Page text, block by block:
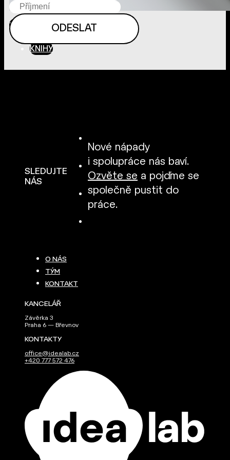
1. 1. 2024
KNIHY
SLEDUJTE
NÁS
Nové nápady
i spolupráce nás baví.
Ozvěte se a pojďme se
společně pustit do
práce.
O NÁS
TÝM
KONTAKT
KANCELÁŘ
Závěrka 3
Praha 6 — Břevnov
KONTAKTY
office@idealab.cz
+420 777 572 476